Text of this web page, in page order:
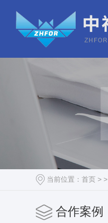
当前位置： 首页 > >
合作案例